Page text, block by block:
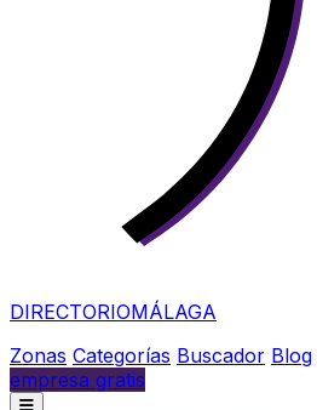
DIRECTORIOMÁLAGA
Zonas Categorías Buscador Blog
empresa gratis